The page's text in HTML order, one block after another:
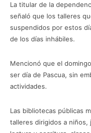
La titular de la
señaló que los talleres
suspendidos por estos
de los días inhábiles.
Mencionó que el
ser día de Pascua, sin
actividades.
Las bibliotecas públicas
talleres dirigidos a